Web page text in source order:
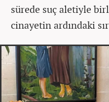
sürede suç aletiyle
cinayetin ardındaki